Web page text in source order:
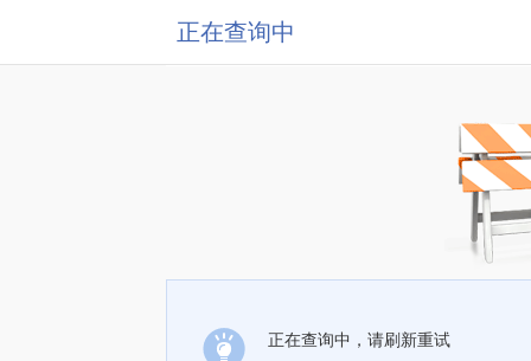
正在查询中
正在查询中，请刷新重试